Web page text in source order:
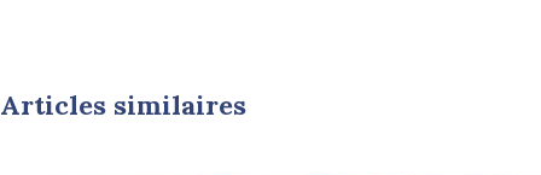
Articles similaires